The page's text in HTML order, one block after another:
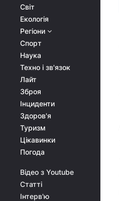
Світ
Екологія
Регіони
Спорт
Наука
Техно і зв'язок
Лайт
Зброя
Інциденти
Здоров'я
Туризм
Цікавинки
Погода
Відео з Youtube
Статті
Інтерв'ю